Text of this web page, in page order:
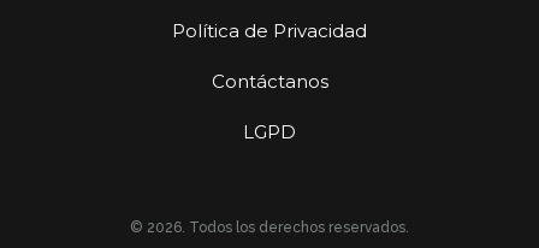
Política de Privacidad
Contáctanos
LGPD
© 2026. Todos los derechos reservados.